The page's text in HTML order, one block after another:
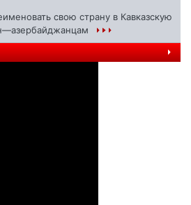
свою страну в Кавказскую